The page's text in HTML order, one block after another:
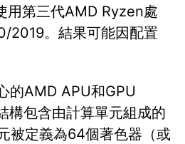
用第三代AMD Ryzen處
2019。結果可能因配置
的AMD APU和GPU
構包含由計算單元組成的
被定義為64個著色器（或